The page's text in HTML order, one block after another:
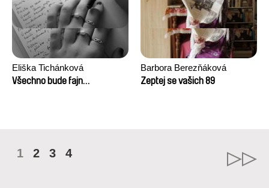
Eliška Tichánková
Všechno bude fajn…
Barbora Berezňáková
Zeptej se vašich 89
1 2 3 4